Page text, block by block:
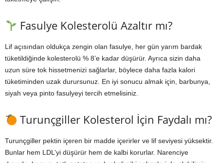
Fasulye Kolesterolü Azaltır mı?
Lif açısından oldukça zengin olan fasulye, her gün yarım bardak
tüketildiğinde kolesterolü % 8’e kadar düşürür. Ayrıca sizin daha
uzun süre tok hissetmenizi sağlarlar, böylece daha fazla kalori
tüketiminden uzak durursunuz. En iyi sonucu almak için, barbunya,
siyah veya pinto fasulyeyi tercih etmelisiniz.
Turunçgiller Kolesterol İçin Faydalı mı?
Turunçgiller pektin içeren bir madde içerirler ve lif seviyesi yüksektir.
Bunlar hem LDL’yi düşürür hem de kalbi korurlar. Narenciye